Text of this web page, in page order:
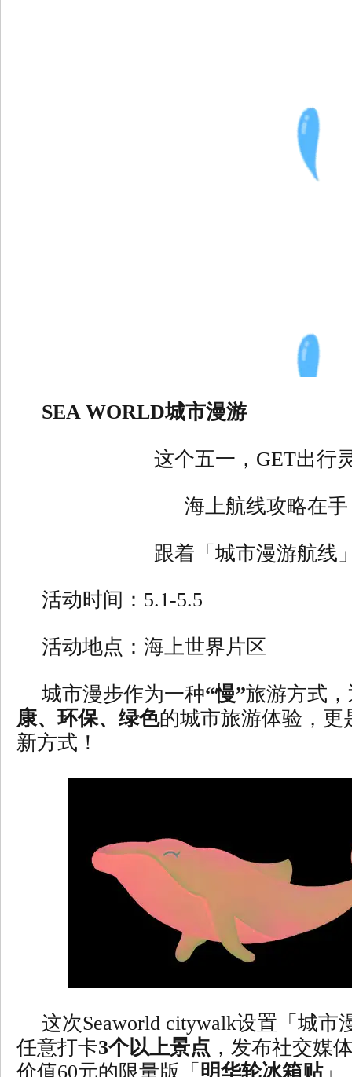
SEA WORLD城市漫游
这个五一，GET出行
海上航线攻略在
跟着「城市漫游航线
活动时间：5.1-5.5
活动地点：海上世界片区
城市漫步作为一种“慢”旅游方式
康、环保、绿色的城市旅游体验，更
新方式！
这次Seaworld citywalk设置「城市
任意打卡3个以上景点 ，发布社交媒
价值60元的限量版「 明华轮冰箱贴」